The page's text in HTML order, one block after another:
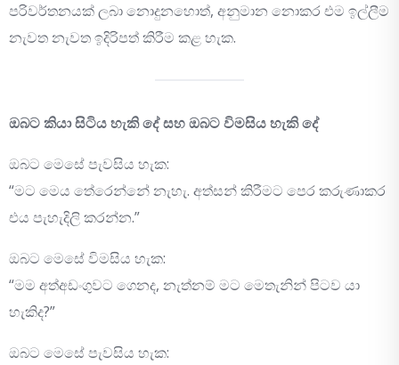
පරිවර්තනයක් ලබා නොදුනහොත්, අනුමාන නොකර එම ඉල්ලීම
නැවත නැවත ඉදිරිපත් කිරීම කළ හැක.
ඔබට කියා සිටිය හැකි දේ සහ ඔබට විමසිය හැකි දේ
ඔබට මෙසේ පැවසිය හැක:
“මට මෙය තේරෙන්නේ නැහැ. අත්සන් කිරීමට පෙර කරුණාකර
එය පැහැදිලි කරන්න.”
ඔබට මෙසේ විමසිය හැක:
“මම අත්අඩංගුවට ගෙනද, නැත්නම් මට මෙතැනින් පිටව යා
හැකිද?”
ඔබට මෙසේ පැවසිය හැක: